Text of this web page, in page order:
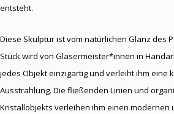
entsteht.
Diese Skulptur ist vom natürlichen Glanz des
Stück wird von Glasermeister*innen in
jedes Objekt einzigartig und verleiht ihm eine
Ausstrahlung. Die fließenden Linien und
Kristallobjekts verleihen ihm einen modernen